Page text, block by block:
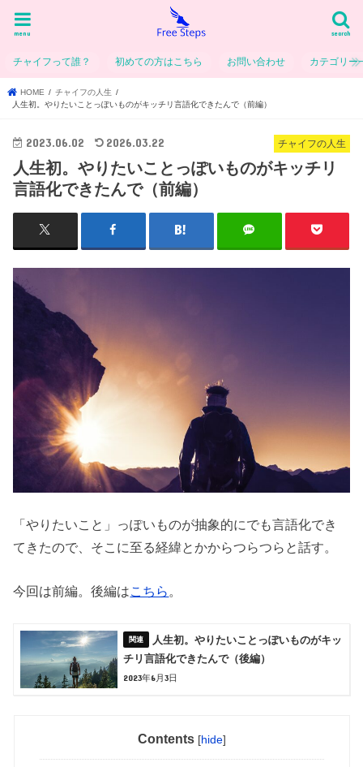
search
menu
チャイフって誰？ 初めての方はこちら お問い合わせ カテゴリー
HOME
チャイフの人生
人生初。やりたいことっぽいものがキッチリ言語化できたんで（前編）
チャイフの人生
2023.06.02 2026.03.22
人生初。やりたいことっぽいものがキッチリ
言語化できたんで（前編）
「やりたいこと」っぽいものが抽象的にでも言語化でき
てきたので、そこに至る経緯とかからつらつらと話す。
今回は前編。後編はこちら 。
人生初。やりたいことっぽいものがキッ
チリ言語化できたんで（後編）
2023年6月3日
Contents [hide]